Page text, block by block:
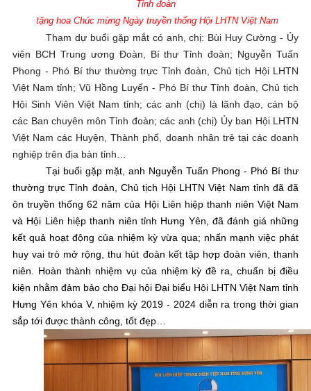
Tỉnh đoàn
tặng hoa Chúc mừng Ngày truyền thống Hội LHTN Việt Nam
Tham dự buổi gặp mắt có anh, chị: Bùi Huy Cường - Ủy
viên BCH Trung ương Đoàn, Bí thư Tỉnh đoàn; Nguyễn Tuấn
Phong - Phó Bí thư thường trực Tỉnh đoàn, Chủ tịch Hội LHTN
Việt Nam tỉnh; Vũ Hồng Luyến - Phó Bí thư Tỉnh đoàn, Chủ tịch
Hội Sinh Viên Việt Nam tỉnh; các anh (chị) là lãnh đạo, cán bộ
các Ban chuyên môn Tỉnh đoàn; các anh (chị) Ủy ban Hội LHTN
Việt Nam các Huyện, Thành phố, doanh nhân trẻ tại các doanh
nghiệp trên địa bàn tỉnh…
Tại buổi gặp mặt, anh Nguyễn Tuấn Phong - Phó Bí thư
thường trực Tỉnh đoàn, Chủ tịch Hội LHTN Việt Nam tỉnh đã đã
ôn truyền thống 62 năm của Hội Liên hiệp thanh niên Việt Nam
và Hội Liên hiệp thanh niên tỉnh Hưng Yên, đã đánh giá những
kết quả hoạt động của nhiệm kỳ vừa qua; nhấn mạnh việc phát
huy vai trò mở rộng, thu hút đoàn kết tập hợp đoàn viên, thanh
niên. Hoàn thành nhiệm vụ của nhiệm kỳ đề ra, chuẩn bị điều
kiện nhằm đảm bảo cho Đại hội Đại biểu Hội LHTN Việt Nam tỉnh
Hưng Yên khóa V, nhiệm kỳ 2019 - 2024 diễn ra trong thời gian
sắp tới được thành công, tốt đẹp…